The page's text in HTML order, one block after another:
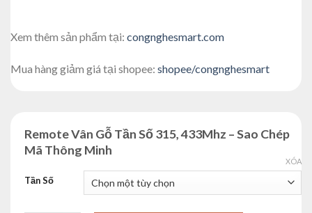
Xem thêm sản phẩm tại: congnghesmart.com
Mua hàng giảm giá tại shopee: shopee/congnghesmart
Remote Vân Gỗ Tần Số 315, 433Mhz – Sao Chép
Mã Thông Minh
Tần Số
XÓA